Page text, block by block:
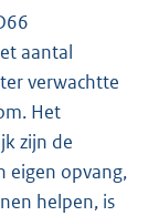
aantal
verwachtte
Het
zijn de
eigen opvang,
helpen, is